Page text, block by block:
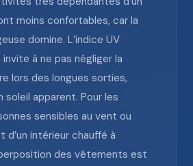
moins confortables, car la
domine. L’indice UV
à ne pas négliger la
lors des longues sorties,
soleil apparent. Pour les
sensibles au vent ou
d’un intérieur chauffé à
des vêtements est